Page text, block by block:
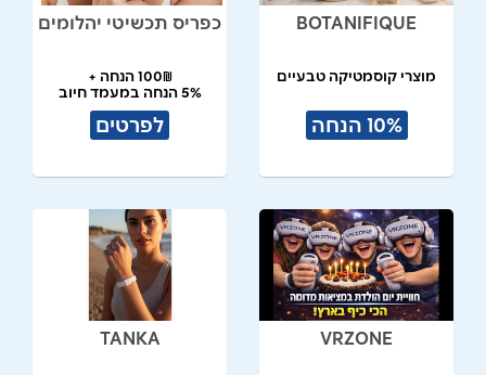
BOTANIFIQUE
מוצרי קוסמטיקה טבעיים
10% הנחה
כפריס תכשיטי יהלומים
100₪ הנחה +
5% הנחה במעמד חיוב
לפרטים
VRZONE
TANKA